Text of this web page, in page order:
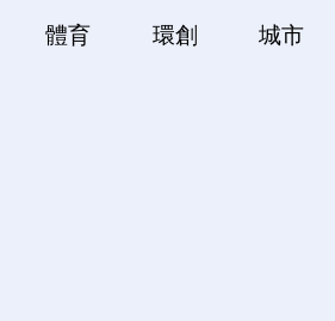
體育 環創 城市